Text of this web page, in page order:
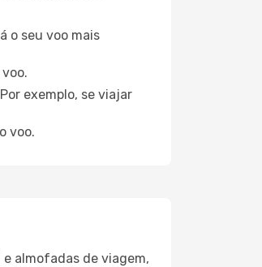
o seu voo mais
exemplo, se viajar
voo.
almofadas de viagem,